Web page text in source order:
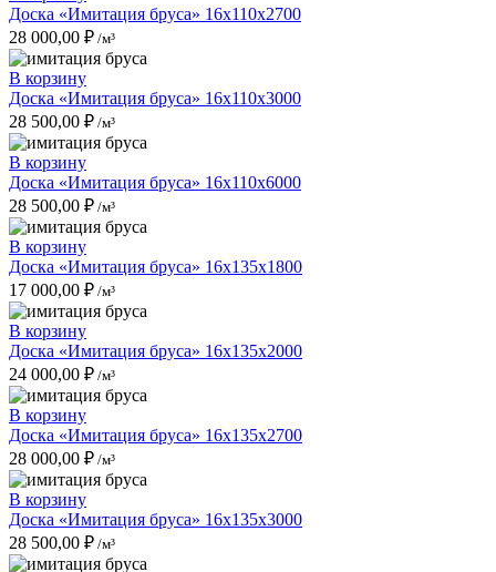
Доска «Имитация бруса» 16x110x2700
28 000,00 ₽ /м³
В корзину
Доска «Имитация бруса» 16x110x3000
28 500,00 ₽ /м³
В корзину
Доска «Имитация бруса» 16x110x6000
28 500,00 ₽ /м³
В корзину
Доска «Имитация бруса» 16x135x1800
17 000,00 ₽ /м³
В корзину
Доска «Имитация бруса» 16x135x2000
24 000,00 ₽ /м³
В корзину
Доска «Имитация бруса» 16x135x2700
28 000,00 ₽ /м³
В корзину
Доска «Имитация бруса» 16x135x3000
28 500,00 ₽ /м³